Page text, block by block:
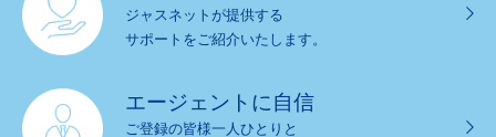
ジャスネットが提供する
サポートをご紹介いたします。
エージェントに自信
ご登録の皆様一人ひとりと